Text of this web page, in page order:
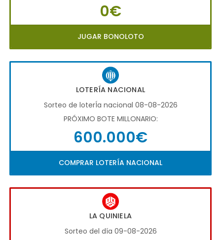
0€
JUGAR BONOLOTO
LOTERÍA NACIONAL
Sorteo de loterÍa nacional 08-08-2026
PRÓXIMO BOTE MILLONARIO:
600.000€
COMPRAR LOTERÍA NACIONAL
LA QUINIELA
Sorteo del día 09-08-2026